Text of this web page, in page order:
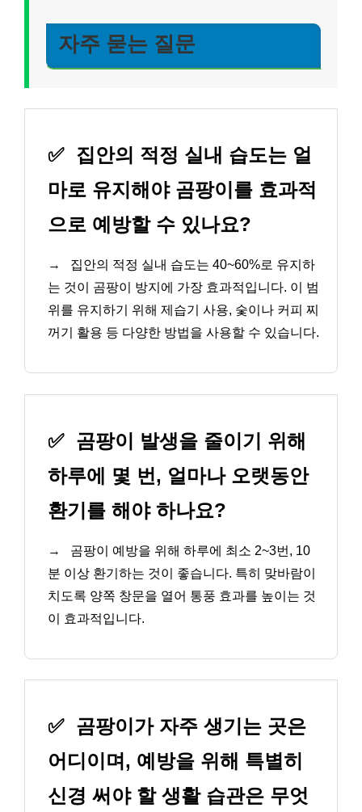
자주 묻는 질문
✅ 집안의 적정 실내 습도는 얼
마로 유지해야 곰팡이를 효과적
으로 예방할 수 있나요?
→
집안의 적정 실내 습도는 40~60%로 유지하
는 것이 곰팡이 방지에 가장 효과적입니다. 이 범
위를 유지하기 위해 제습기 사용, 숯이나 커피 찌
꺼기 활용 등 다양한 방법을 사용할 수 있습니다.
✅ 곰팡이 발생을 줄이기 위해
하루에 몇 번, 얼마나 오랫동안
환기를 해야 하나요?
→
곰팡이 예방을 위해 하루에 최소 2~3번, 10
분 이상 환기하는 것이 좋습니다. 특히 맞바람이
치도록 양쪽 창문을 열어 통풍 효과를 높이는 것
이 효과적입니다.
✅ 곰팡이가 자주 생기는 곳은
어디이며, 예방을 위해 특별히
신경 써야 할 생활 습관은 무엇